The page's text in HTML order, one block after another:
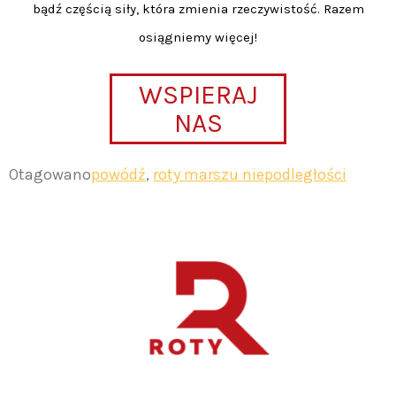
bądź częścią siły, która zmienia rzeczywistość. Razem
osiągniemy więcej!
WSPIERAJ
NAS
Otagowanopowódź, roty marszu niepodległości